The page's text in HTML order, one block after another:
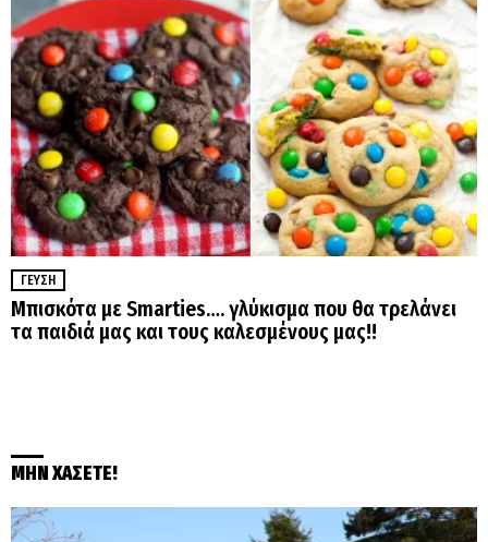
ΓΕΎΣΗ
Μπισκότα με Smarties…. γλύκισμα που θα τρελάνει
τα παιδιά μας και τους καλεσμένους μας!!
ΜΗΝ ΧΑΣΕΤΕ!